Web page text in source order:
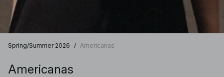
Spring/Summer 2026 / Americanas
Americanas